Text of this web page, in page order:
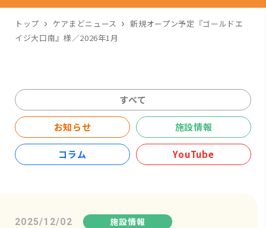
トップ ケアまどニュース
新規オープン予定『ゴールドエ
イジ大口南』様／2026年1月
すべて
お知らせ 施設情報
コラム YouTube
2025/12/02 施設情報